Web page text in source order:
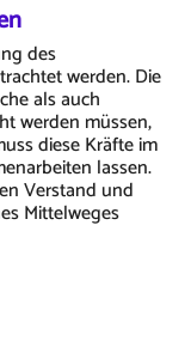
des
werden. Die
als auch
werden müssen,
diese Kräfte im
lassen.
Verstand und
Mittelweges